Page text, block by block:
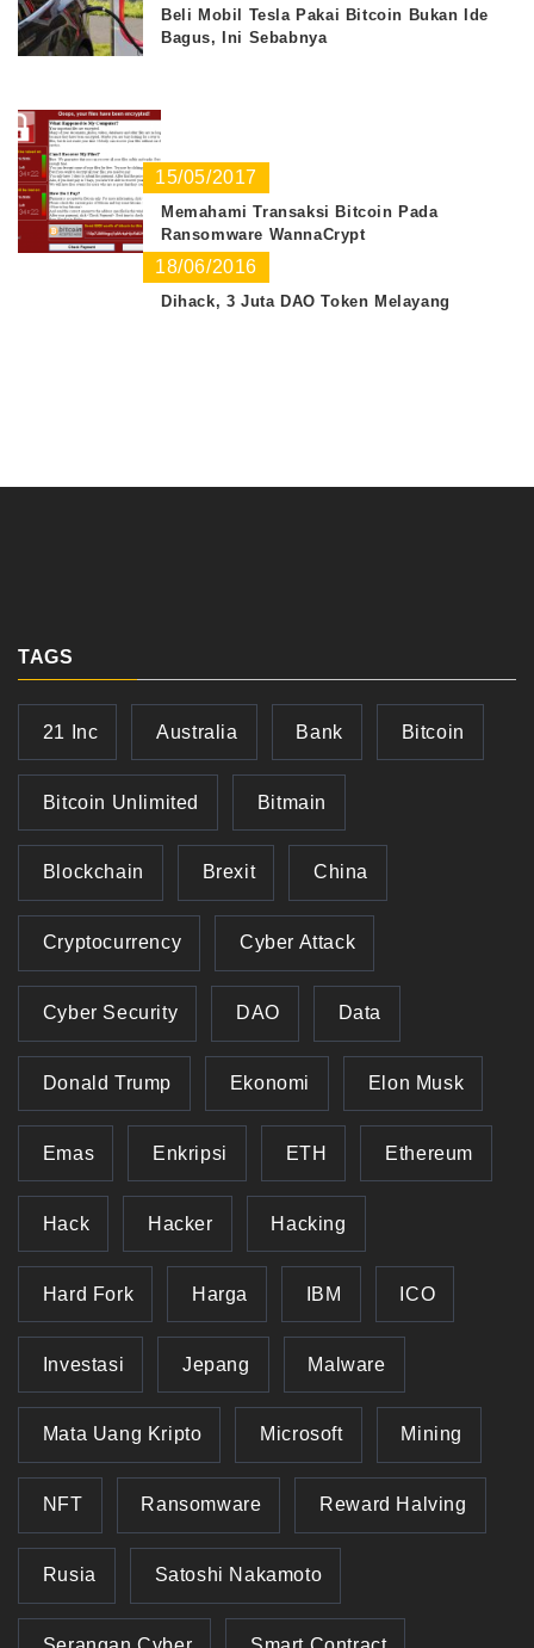
Beli Mobil Tesla Pakai Bitcoin Bukan Ide
Bagus, Ini Sebabnya
15/05/2017
Memahami Transaksi Bitcoin Pada
Ransomware WannaCrypt
18/06/2016
Dihack, 3 Juta DAO Token Melayang
TAGS
21 Inc Australia Bank Bitcoin
Bitcoin Unlimited Bitmain
Blockchain Brexit China
Cryptocurrency Cyber Attack
Cyber Security DAO Data
Donald Trump Ekonomi Elon Musk
Emas Enkripsi ETH Ethereum
Hack Hacker Hacking
Hard Fork Harga IBM ICO
Investasi Jepang Malware
Mata Uang Kripto Microsoft Mining
NFT Ransomware Reward Halving
Rusia Satoshi Nakamoto